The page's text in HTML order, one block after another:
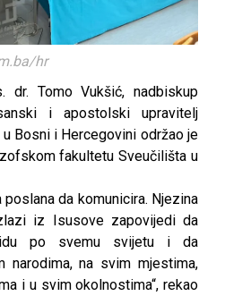
hr
dr. Tomo Vukšić, nadbiskup
i apostolski upravitelj
Bosni i Hercegovini održao je
fakultetu Sveučilišta u
poslana da komunicira. Njezina
iz Isusove zapovijedi da
po svemu svijetu i da
narodima, na svim mjestima,
i u svim okolnostima“, rekao